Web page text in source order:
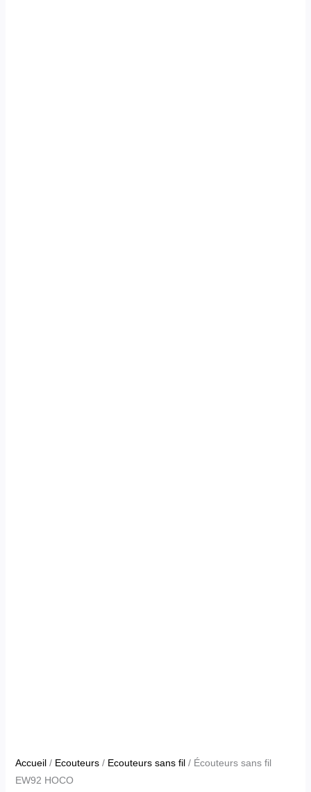
Accueil/ Ecouteurs/ Ecouteurs sans fil/ Écouteurs sans fil
EW92 HOCO